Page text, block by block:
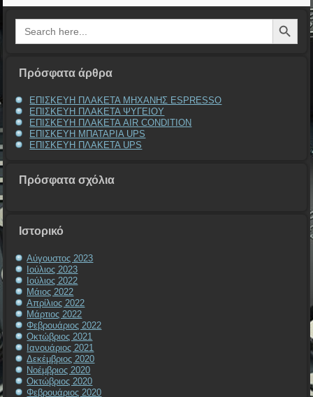
Search
for:
Search Button
Πρόσφατα άρθρα
ΕΠΙΣΚΕΥΗ ΠΛΑΚΕΤΑ ΜΗΧΑΝΗΣ ESPRESSO
ΕΠΙΣΚΕΥΗ ΠΛΑΚΕΤΑ ΨΥΓΕΙΟΥ
ΕΠΙΣΚΕΥΗ ΠΛΑΚΕΤΑ AIR CONDITION
ΕΠΙΣΚΕΥΗ ΜΠΑΤΑΡΙΑ UPS
ΕΠΙΣΚΕΥΗ ΠΛΑΚΕΤΑ UPS
Πρόσφατα σχόλια
Ιστορικό
Αύγουστος 2023
Ιούλιος 2023
Ιούλιος 2022
Μάιος 2022
Απρίλιος 2022
Μάρτιος 2022
Φεβρουάριος 2022
Οκτώβριος 2021
Ιανουάριος 2021
Δεκέμβριος 2020
Νοέμβριος 2020
Οκτώβριος 2020
Φεβρουάριος 2020